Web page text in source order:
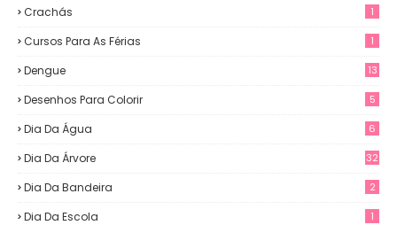
Crachás 1
Cursos Para As Férias 1
Dengue 13
Desenhos Para Colorir 5
Dia Da Água 6
Dia Da Árvore 32
Dia Da Bandeira 2
Dia Da Escola 1